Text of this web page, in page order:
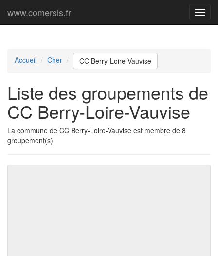
Menu
www.comersis.fr
Accueil Cher CC Berry-Loire-Vauvise
Liste des groupements de
CC Berry-Loire-Vauvise
La commune de CC Berry-Loire-Vauvise est membre de 8
groupement(s)